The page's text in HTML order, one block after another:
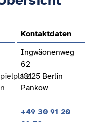
Kontaktdaten
Ingwäonenweg
62
13125 Berlin
Pankow
+49 30 91 20